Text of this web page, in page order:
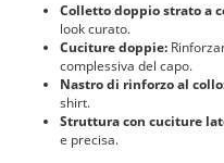
Colletto doppio strato a
look curato.
Cuciture doppie:
complessiva del capo.
Nastro di rinforzo al
shirt.
Struttura con cuciture
e precisa.